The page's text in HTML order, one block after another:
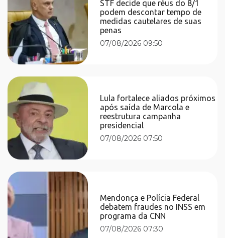
STF decide que réus do 8/1
podem descontar tempo de
medidas cautelares de suas
penas
07/08/2026 09:50
Lula fortalece aliados próximos
após saída de Marcola e
reestrutura campanha
presidencial
07/08/2026 07:50
Mendonça e Polícia Federal
debatem fraudes no INSS em
programa da CNN
07/08/2026 07:30